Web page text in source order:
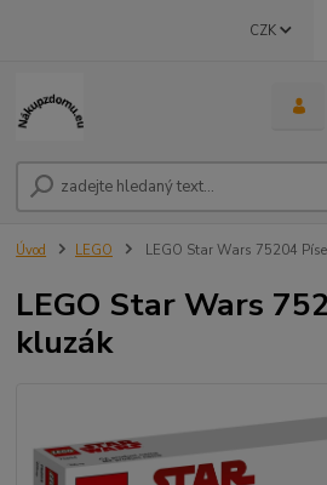
CZK
Úvod LEGO LEGO Star Wars 75204
LEGO Star Wars
kluzák